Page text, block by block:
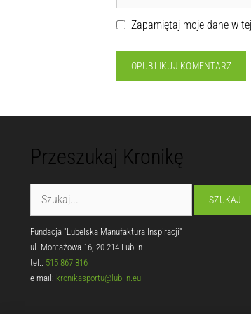
Zapamiętaj moje dane w
Przeszukaj Kronikę
Fundacja "Lubelska Manufaktura Inspiracji"
ul. Montażowa 16, 20-214 Lublin
tel.: 515 867 816
e-mail: kronikasportu@lublin.eu